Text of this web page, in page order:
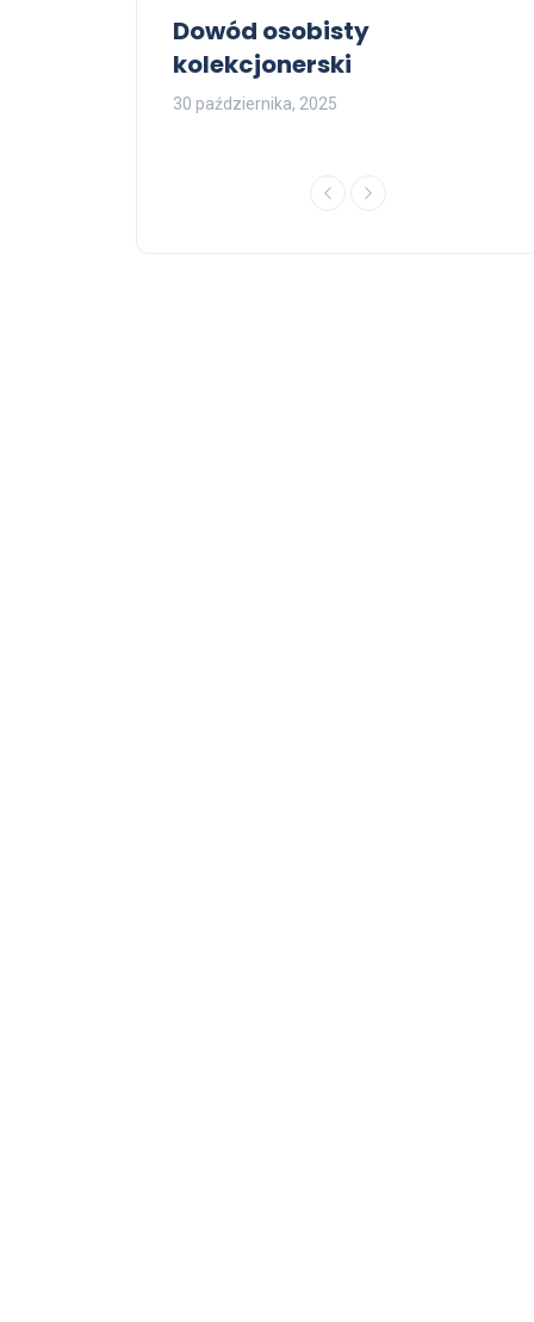
Dowód osobisty
kolekcjonerski
30 października, 2025